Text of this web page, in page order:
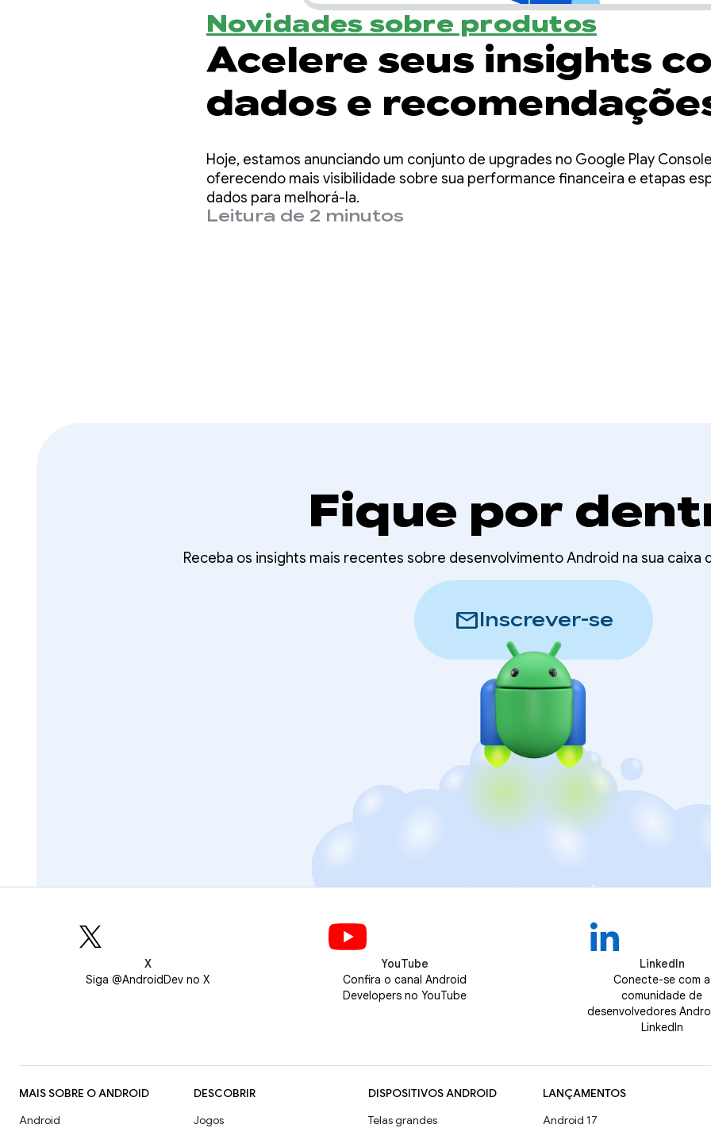
Novidades sobre produtos
Acelere seus insights
dados e
monetização mais
e inteligentes
Hoje, estamos anunciando um conjunto de upgrades no Google Play
oferecendo mais visibilidade sobre sua performance financeira e etapas
dados para melhorá-la.
Leitura de 2 minutos
Fique por
Receba os insights mais recentes sobre desenvolvimento Android na sua caixa
mailInscrever-se
X
Siga @AndroidDev no X
YouTube
Confira o canal Android
Developers no YouTube
LinkedIn
Conecte-se com a
comunidade de
desenvolvedores
LinkedIn
MAIS SOBRE O ANDROID
Android
DESCOBRIR
Jogos
DISPOSITIVOS ANDROID
Telas grandes
LANÇAMENTOS
Android 17